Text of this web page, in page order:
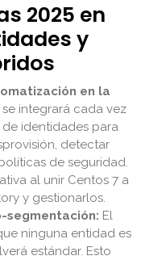
2025 en
y
en la
se integrará cada vez
identidades para
detectar
de seguridad.
al unir Centos 7 a
y gestionarlos.
segmentación: El
ninguna entidad es
estándar. Esto